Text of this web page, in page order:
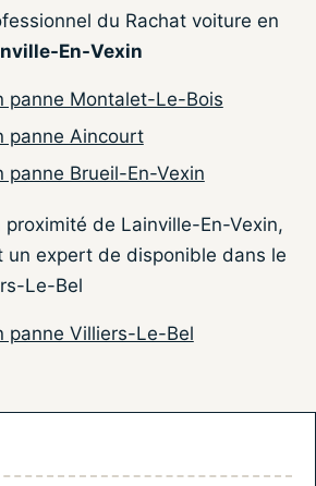
du Rachat voiture en
En-Vexin
panne Montalet-Le-Bois
panne Aincourt
panne Brueil-En-Vexin
proximité de Lainville-En-Vexin,
un expert de disponible dans le
Le-Bel
panne Villiers-Le-Bel